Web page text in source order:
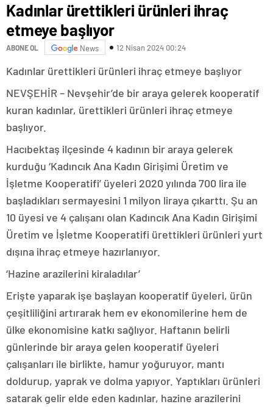
Kadınlar ürettikleri ürünleri ihraç
etmeye başlıyor
ABONE OL News 12 Nisan 2024 00:24
Kadınlar ürettikleri ürünleri ihraç etmeye başlıyor
NEVŞEHİR – Nevşehir’de bir araya gelerek kooperatif
kuran kadınlar, ürettikleri ürünleri ihraç etmeye
başlıyor.
Hacıbektaş ilçesinde 4 kadının bir araya gelerek
kurduğu ‘Kadıncık Ana Kadın Girişimi Üretim ve
İşletme Kooperatifi’ üyeleri 2020 yılında 700 lira ile
başladıkları sermayesini 1 milyon liraya çıkarttı. Şu an
10 üyesi ve 4 çalışanı olan Kadıncık Ana Kadın Girişimi
Üretim ve İşletme Kooperatifi ürettikleri ürünleri yurt
dışına ihraç etmeye hazırlanıyor.
‘Hazine arazilerini kiraladılar’
Erişte yaparak işe başlayan kooperatif üyeleri, ürün
çeşitliliğini artırarak hem ev ekonomilerine hem de
ülke ekonomisine katkı sağlıyor. Haftanın belirli
günlerinde bir araya gelen kooperatif üyeleri
çalışanları ile birlikte, hamur yoğuruyor, mantı
doldurup, yaprak ve dolma yapıyor. Yaptıkları ürünleri
satarak gelir elde eden kadınlar, hazine arazilerini